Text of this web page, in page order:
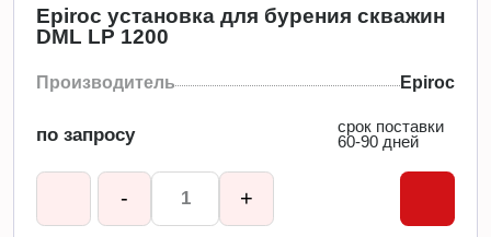
Epiroc установка для бурения скважин
DML LP 1200
Производитель Epiroc
по запросу
срок поставки
60-90 дней
- +